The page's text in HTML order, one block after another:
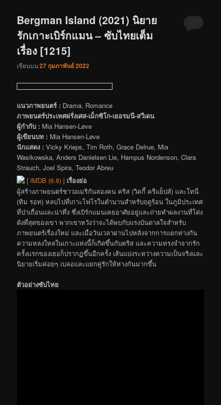
Bergman Island (2021) นิยาย
รักเกาะเบิร์กแมน – ซับไทยเต็ม
เรื่อง [1215]
เขียนบน27 กุมภาพันธ์ 2022
แนวภาพยนตร์ : Drama, Romance
ภาพยนตร์ประเทศฝรั่งเศส-เม็กซิโก-เยอรมนี-สวีเดน
ผู้กำกับ : Mia Hansen-Løve
ผู้เขียนบท : Mia Hansen-Løve
นักแสดง : Vicky Krieps, Tim Roth, Grace Delrue, Mia
Wasikowska, Anders Danielsen Lie, Hampus Nordenson, Clara
Strauch, Joel Spira, Teodor Abreu
| IMDB (6.8) | เรื่องย่อ
ผู้สร้างภาพยนตร์ชาวอเมริกันสองคน คริส (วิคกี้ ครีแย็ปส์) และโทนี่
(ทิม รอท) หลบไปที่เกาะโฟโรในตำนานสำหรับฤดูร้อน ในภูมิประเทศ
ที่ป่าเถื่อนและน่าทึ่ง ซึ่งเบิร์กแมนเคยอาศัยอยู่และถ่ายทำผลงานที่โด่ง
ดังที่สุดของเขา พวกเขาหวังว่าจะได้พบกับแรงบันดาลใจสำหรับ
ภาพยนตร์เรื่องใหม่ และเมื่อวันเวลาผ่านไปหลังจากการแยกห่างกัน
ความหลงใหลในเกาะแห่งนี้ก็เกิดขึ้นกับคริส และความทรงจำจากรัก
ครั้งแรกของเธอก็ปรากฏขึ้นอีกครั้ง เส้นแบ่งระหว่างความเป็นจริงและ
นิยายเริ่มค่อยๆ เบลอและแยกคู่รักให้ห่างกันมากขึ้น
ตัวอย่างซับไทย